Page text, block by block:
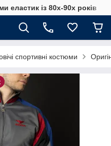
еластик із 80х-90х років
спортивні костюми